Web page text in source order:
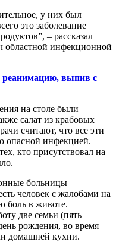
у них был
это заболевание
– рассказал
областной инфекционной
выпив с
на столе были
салат из крабовых
считают, что все эти
опасной инфекцией.
кто присутствовал на
больницы
человек с жалобами на
боль в животе.
две семьи (пять
рождения, во время
домашней кухни.